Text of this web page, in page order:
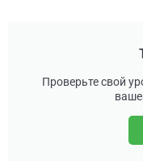
Проверьте свой